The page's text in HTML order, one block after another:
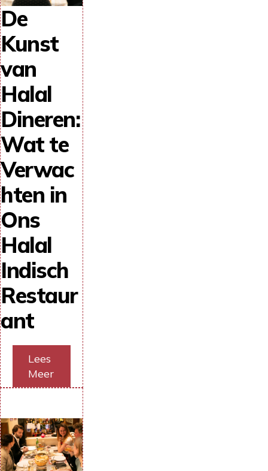
De
Kunst
van
Halal
Dineren:
Wat te
Verwac
hten in
Ons
Halal
Indisch
Restaur
ant
Lees
Meer